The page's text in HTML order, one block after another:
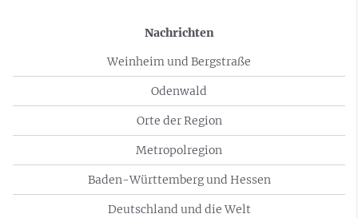
Nachrichten
Weinheim und Bergstraße
Odenwald
Orte der Region
Metropolregion
Baden-Württemberg und Hessen
Deutschland und die Welt